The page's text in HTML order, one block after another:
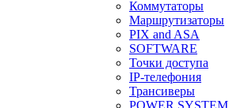
Коммутаторы
Маршрутизаторы
PIX and ASA
SOFTWARE
Точки доступа
IP-телефония
Трансиверы